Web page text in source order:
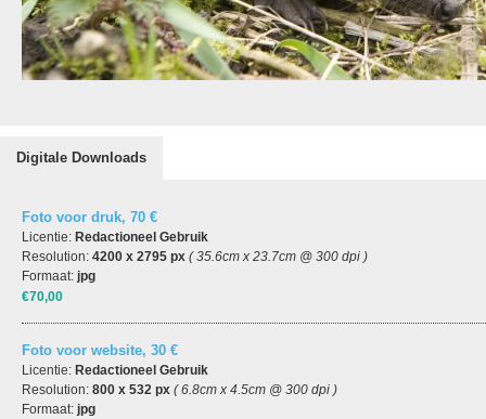
Digitale Downloads
Foto voor druk, 70 €
Licentie: Redactioneel Gebruik
Resolution: 4200 x 2795 px ( 35.6cm x 23.7cm @ 300 dpi )
Formaat: jpg
€70,00
Foto voor website, 30 €
Licentie: Redactioneel Gebruik
Resolution: 800 x 532 px ( 6.8cm x 4.5cm @ 300 dpi )
Formaat: jpg